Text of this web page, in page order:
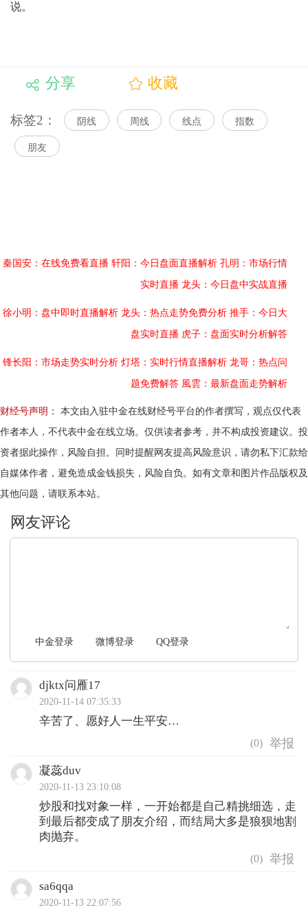
说。
分享 收藏
标签2： 阴线 周线 线点 指数
朋友
秦国安：在线免费看直播 轩阳：今日盘面直播解析 孔明：市场行情
实时直播 龙头：今日盘中实战直播
徐小明：盘中即时直播解析 龙头：热点走势免费分析 推手：今日大
盘实时直播 虎子：盘面实时分析解答
锋长阳：市场走势实时分析 灯塔：实时行情直播解析 龙哥：热点问
题免费解答 風雲：最新盘面走势解析
财经号声明：
本文由入驻中金在线财经号平台的作者撰写，观点仅代表
作者本人，不代表中金在线立场。仅供读者参考，并不构成投资建议。投
资者据此操作，风险自担。同时提醒网友提高风险意识，请勿私下汇款给
自媒体作者，避免造成金钱损失，风险自负。如有文章和图片作品版权及
其他问题，请联系本站。
中金登录 微博登录 QQ登录
djktx问雁17
2020-11-14 07:35:33
辛苦了、愿好人一生平安…
(0)
凝蕊duv
2020-11-13 23:10:08
炒股和找对象一样，一开始都是自己精挑细选，走
到最后都变成了朋友介绍，而结局大多是狼狈地割
肉抛弃。
(0)
sa6qqa
2020-11-13 22:07:56